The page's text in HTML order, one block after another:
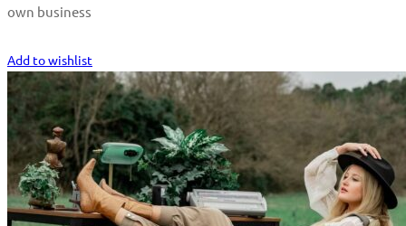
own business
Add to wishlist